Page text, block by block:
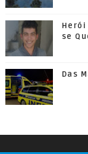
Herói
se
Das